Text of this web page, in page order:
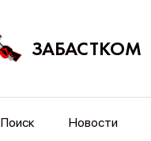
ЗАБАСТКОМ
Поиск Новости